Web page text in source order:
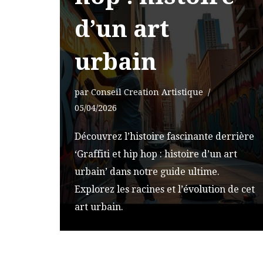
d’un art
urbain
parConseil Creation Artistique
05/04/2026
Découvrez l’histoire fascinante derrière
‘Graffiti et hip hop : histoire d’un art
urbain’ dans notre guide ultime.
Explorez les racines et l’évolution de cet
art urbain.